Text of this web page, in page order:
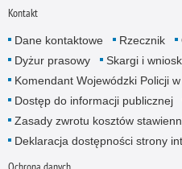
Kontakt
Dane kontaktowe Rzecznik
Dyżur prasowy
Skargi i
Komendant Wojewódzki Policji
Dostęp do informacji publicznej
Zasady zwrotu kosztów
Deklaracja dostępności strony